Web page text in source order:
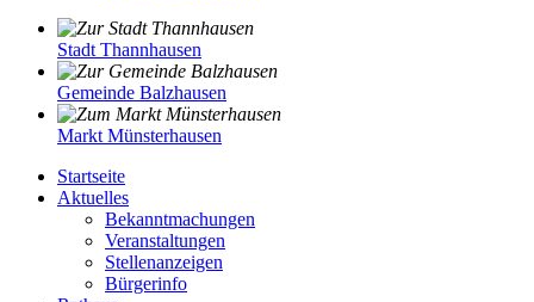
Stadt Thannhausen
Gemeinde Balzhausen
Markt Münsterhausen
Startseite
Aktuelles
Bekanntmachungen
Veranstaltungen
Stellenanzeigen
Bürgerinfo